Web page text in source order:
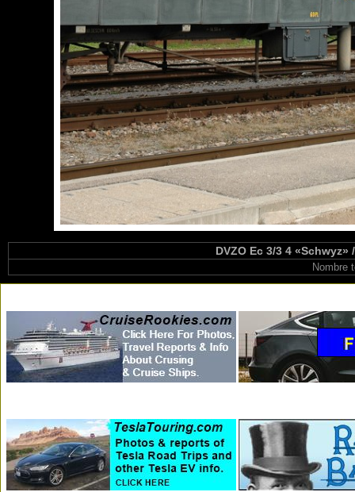
DVZO Ec 3/3 4 «Schwyz»
Nombre